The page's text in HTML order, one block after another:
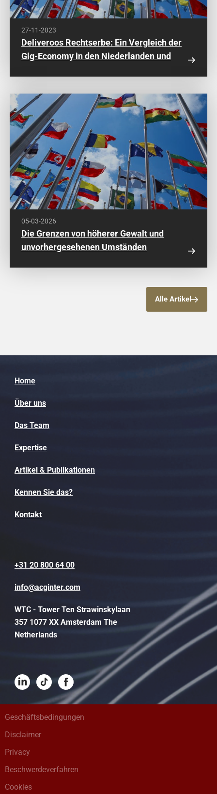
27-11-2023
Deliveroos Rechtserbe: Ein Vergleich der
Gig-Economy in den Niederlanden und
05-03-2026
Die Grenzen von höherer Gewalt und
unvorhergesehenen Umständen
Alle Artikel
Home
Über uns
Das Team
Expertise
Artikel & Publikationen
Kennen Sie das?
Kontakt
+31 20 800 64 00
info@acginter.com
WTC - Tower Ten Strawinskylaan
357 1077 XX Amsterdam The
Netherlands
Geschäftsbedingungen
Disclaimer
Privacy
Beschwerdeverfahren
Cookies